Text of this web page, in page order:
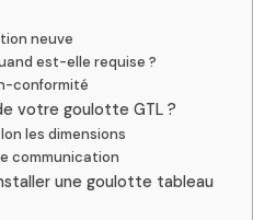
neuve
est-elle requise ?
conformité
votre goulotte GTL ?
les dimensions
communication
une goulotte tableau